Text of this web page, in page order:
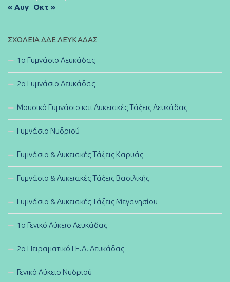
« Αυγ Οκτ »
ΣΧΟΛΕΊΑ ΔΔΕ ΛΕΥΚΆΔΑΣ
1ο Γυμνάσιο Λευκάδας
2ο Γυμνάσιο Λευκάδας
Μουσικό Γυμνάσιο και Λυκειακές Τάξεις Λευκάδας
Γυμνάσιο Νυδριού
Γυμνάσιο & Λυκειακές Τάξεις Καρυάς
Γυμνάσιο & Λυκειακές Τάξεις Βασιλικής
Γυμνάσιο & Λυκειακές Τάξεις Μεγανησίου
1ο Γενικό Λύκειο Λευκάδας
2ο Πειραματικό ΓΕ.Λ. Λευκάδας
Γενικό Λύκειο Νυδριού